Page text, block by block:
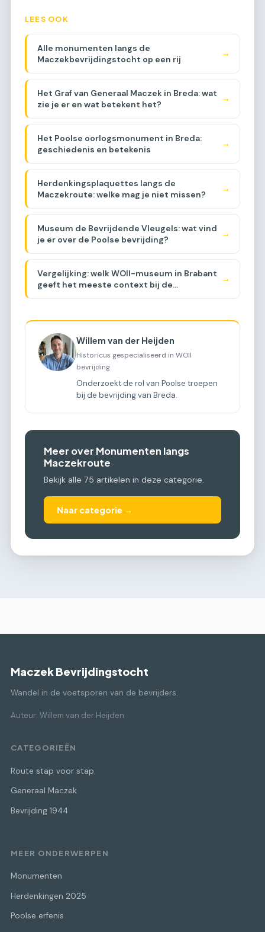
LEES OOK
Alle monumenten langs de
Maczekbevrijdingstocht op een rij
→
Het Graf van Generaal Maczek in Breda: wat
zie je er en wat betekent het?
→
Het Poolse oorlogsmonument in Breda:
geschiedenis en betekenis
→
Herdenkingsplaquettes langs de
Maczekroute: welke mag je niet missen?
→
Museum de Bevrijdende Vleugels: wat vind
je er over de Poolse bevrijding?
→
Vergelijking: welk WOII-museum in Brabant
geeft het meeste context bij de
Maczekroute? [COMPARISON]
→
Willem van der Heijden
Historicus gespecialiseerd in WOII
bevrijding
Onderzoekt de rol van Poolse troepen
bij de bevrijding van Breda.
Meer over Monumenten langs
Maczekroute
Bekijk alle 75 artikelen in deze categorie.
Naar categorie →
Maczek Bevrijdingstocht
Wandel in de voetsporen van de bevrijders.
Auteur: Willem van der Heijden
CATEGORIEËN
Route stap voor stap
Generaal Maczek
Bevrijding 1944
MEER ONDERWERPEN
Monumenten
Herdenkingen 2025
Poolse erfenis